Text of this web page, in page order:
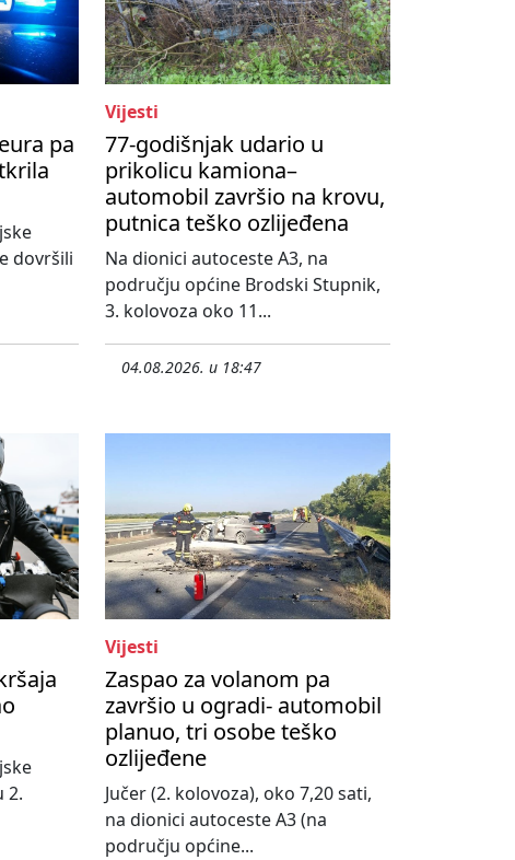
pa
dovršili
Vijesti
77-godišnjak udario u
prikolicu kamiona–
automobil završio na krovu,
putnica teško ozlijeđena
Na dionici autoceste A3, na
području općine Brodski Stupnik,
3. kolovoza oko 11...
04.08.2026. u 18:47
2.
Vijesti
Zaspao za volanom pa
završio u ogradi- automobil
planuo, tri osobe teško
ozlijeđene
Jučer (2. kolovoza), oko 7,20 sati,
na dionici autoceste A3 (na
području općine...